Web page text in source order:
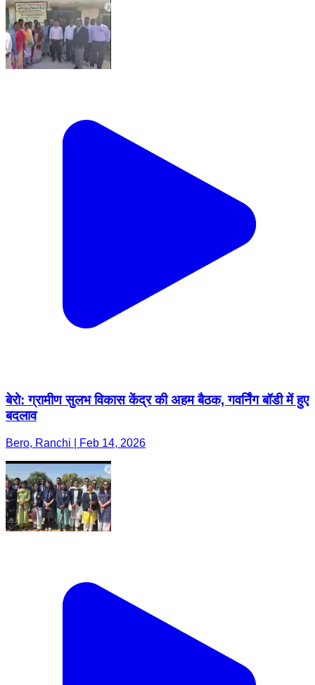
बेरो: ग्रामीण सुलभ विकास केंद्र की अहम बैठक, गवर्निंग बॉडी में हुए
बदलाव
Bero, Ranchi | Feb 14, 2026